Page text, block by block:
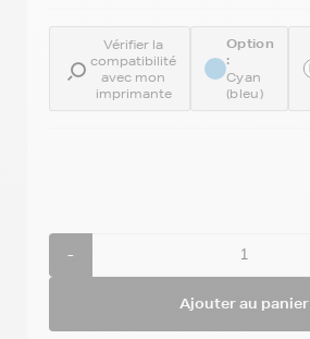
Vérifier la
compatibilité
avec mon
imprimante
Option
:
Cyan
(bleu)
-
Ajouter au panier